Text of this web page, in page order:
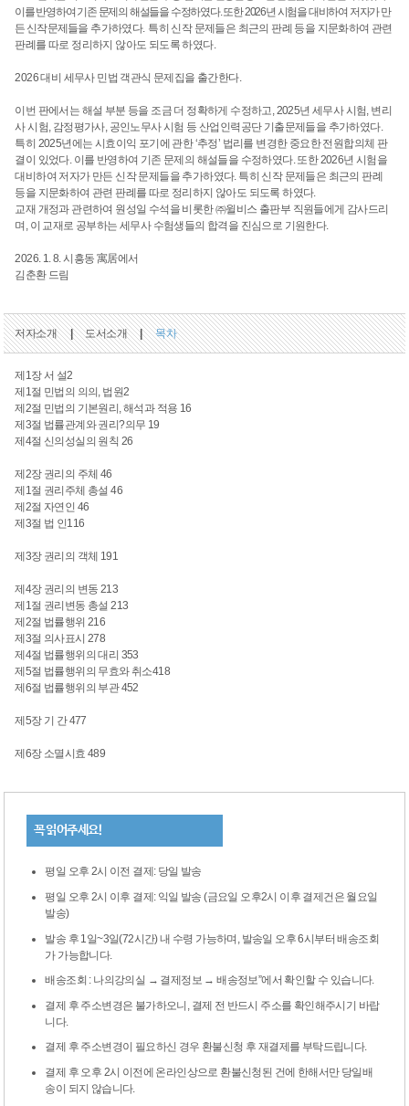
이를 반영하여 기존 문제의 해설들을 수정하였다. 또한2026년 시험을 대비하여 저자가 만
든 신작 문제들을 추가하였다. 특히 신작 문제들은 최근의 판례 등을 지문화하여 관련
판례를 따로 정리하지 않아도 되도록 하였다.
2026 대비 세무사 민법 객관식 문제집을 출간한다.
이번 판에서는 해설 부분 등을 조금 더 정확하게 수정하고, 2025년 세무사 시험, 변리
사 시험, 감정평가사, 공인노무사 시험 등 산업인력공단 기출문제들을 추가하였다.
특히 2025년에는 시효이익 포기에 관한 ‘추정’ 법리를 변경한 중요한 전원합의체 판
결이 있었다. 이를 반영하여 기존 문제의 해설들을 수정하였다. 또한 2026년 시험을
대비하여 저자가 만든 신작 문제들을 추가하였다. 특히 신작 문제들은 최근의 판례
등을 지문화하여 관련 판례를 따로 정리하지 않아도 되도록 하였다.
교재 개정과 관련하여 원성일 수석을 비롯한 ㈜윌비스 출판부 직원들에게 감사드리
며, 이 교재로 공부하는 세무사 수험생들의 합격을 진심으로 기원한다.
2026. 1. 8. 시흥동 寓居에서
김춘환 드림
저자소개 | 도서소개 | 목차
제1장 서 설2
제1절 민법의 의의, 법원2
제2절 민법의 기본원리, 해석과 적용 16
제3절 법률관계와 권리?의무 19
제4절 신의성실의 원칙 26
제2장 권리의 주체 46
제1절 권리주체 총설 46
제2절 자연인 46
제3절 법 인116
제3장 권리의 객체 191
제4장 권리의 변동 213
제1절 권리변동 총설 213
제2절 법률행위 216
제3절 의사표시 278
제4절 법률행위의 대리 353
제5절 법률행위의 무효와 취소418
제6절 법률행위의 부관 452
제5장 기 간477
제6장 소멸시효 489
꼭 읽어주세요!
평일 오후 2시 이전 결제: 당일 발송
평일 오후 2시 이후 결제: 익일 발송 (금요일 오후2시 이후 결제건은 월요일
발송)
발송 후 1일~3일(72시간) 내 수령 가능하며, 발송일 오후 6시부터 배송조회
가 가능합니다.
배송조회 : 나의강의실 → 결제정보 → 배송정보”에서 확인할 수 있습니다.
결제 후 주소변경은 불가하오니, 결제 전 반드시 주소를 확인해주시기 바랍
니다.
결제 후 주소변경이 필요하신 경우 환불신청 후 재결제를 부탁드립니다.
결제 후 오후 2시 이전에 온라인상으로 환불신청된 건에 한해서만 당일배
송이 되지 않습니다.